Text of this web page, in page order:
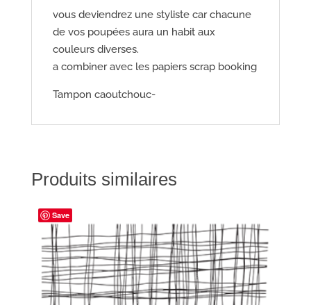
vous deviendrez une styliste car chacune
de vos poupées aura un habit aux
couleurs diverses.
a combiner avec les papiers scrap booking
Tampon caoutchouc-
Produits similaires
Save